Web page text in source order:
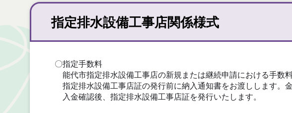
指定排水設備工事店関係様式
〇指定手数料
能代市指定排水設備工事店の新規または継続申請における手数
指定排水設備工事店証の発行前に納入通知書をお渡しします。
入金確認後、指定排水設備工事店証を発行いたします。